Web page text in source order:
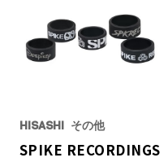
HISASHI その他
SPIKE RECORDINGS